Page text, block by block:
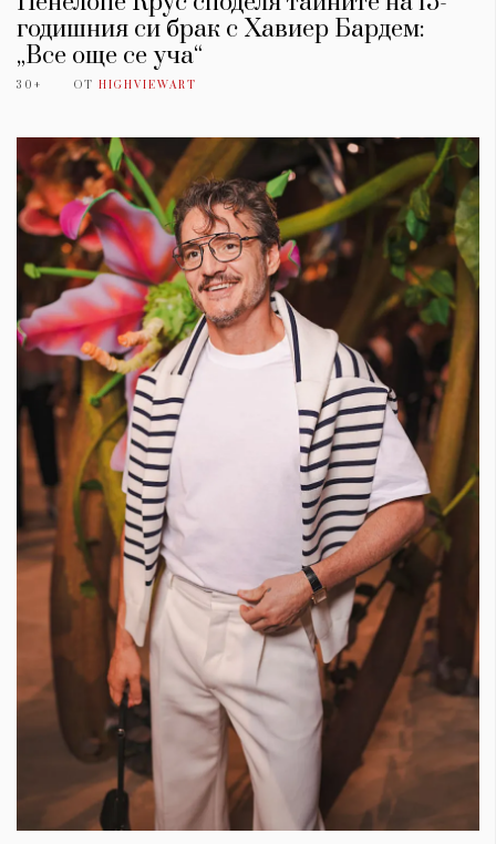
годишния си брак с Хавиер Бардем:
„Все още се уча“
30+ ОТ HIGHVIEWART